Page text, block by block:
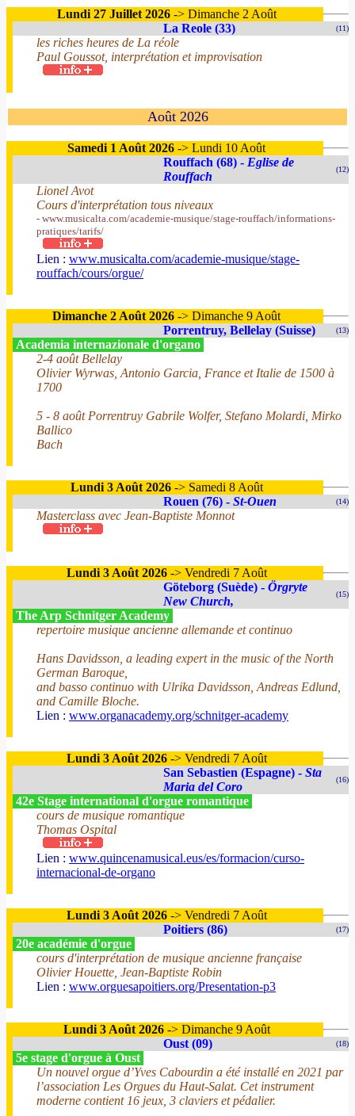
Lundi 27 Juillet 2026-> Dimanche 2 Août
La Reole (33)
(11)
les riches heures de La réole
Paul Goussot, interprétation et improvisation
Août 2026
Samedi 1 Août 2026 -> Lundi 10 Août
Rouffach (68) - Eglise de
Rouffach
(12)
Lionel Avot
Cours d'interprétation tous niveaux
- www.musicalta.com/academie-musique/stage-rouffach/informations-
pratiques/tarifs/
Lien : www.musicalta.com/academie-musique/stage-
rouffach/cours/orgue/
Dimanche 2 Août 2026 -> Dimanche 9 Août
Porrentruy, Bellelay (Suisse)
(13)
Academia internazionale d'organo
2-4 août Bellelay
Olivier Wyrwas, Antonio Garcia, France et Italie de 1500 à
1700
5 - 8 août Porrentruy Gabrile Wolfer, Stefano Molardi, Mirko
Ballico
Bach
Lundi 3 Août 2026-> Samedi 8 Août
Rouen (76) - St-Ouen (14)
Masterclass avec Jean-Baptiste Monnot
Lundi 3 Août 2026-> Vendredi 7 Août
Göteborg (Suède) - Örgryte
New Church,
(15)
The Arp Schnitger Academy
repertoire musique ancienne allemande et continuo
Hans Davidsson, a leading expert in the music of the North
German Baroque,
and basso continuo with Ulrika Davidsson, Andreas Edlund,
and Camille Bloche.
Lien : www.organacademy.org/schnitger-academy
Lundi 3 Août 2026-> Vendredi 7 Août
San Sebastien (Espagne) - Sta
Maria del Coro
(16)
42e Stage international d'orgue romantique
cours de musique romantique
Thomas Ospital
Lien : www.quincenamusical.eus/es/formacion/curso-
internacional-de-organo
Lundi 3 Août 2026-> Vendredi 7 Août
Poitiers (86)
(17)
20e académie d'orgue
cours d'interprétation de musique ancienne française
Olivier Houette, Jean-Baptiste Robin
Lien : www.orguesapoitiers.org/Presentation-p3
Lundi 3 Août 2026-> Dimanche 9 Août
Oust (09)
(18)
5e stage d'orgue à Oust
Un nouvel orgue d’Yves Cabourdin a été installé en 2021 par
l’association Les Orgues du Haut-Salat. Cet instrument
moderne contient 16 jeux, 3 claviers et pédalier.